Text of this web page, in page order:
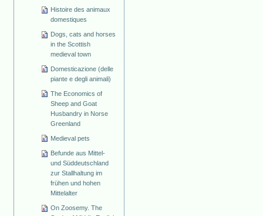
Histoire des animaux
domestiques
Dogs, cats and horses
in the Scottish
medieval town
Domesticazione (delle
piante e degli animali)
The Economics of
Sheep and Goat
Husbandry in Norse
Greenland
Medieval pets
Befunde aus Mittel-
und Süddeutschland
zur Stallhaltung im
frühen und hohen
Mittelalter
On Zoosemy. The